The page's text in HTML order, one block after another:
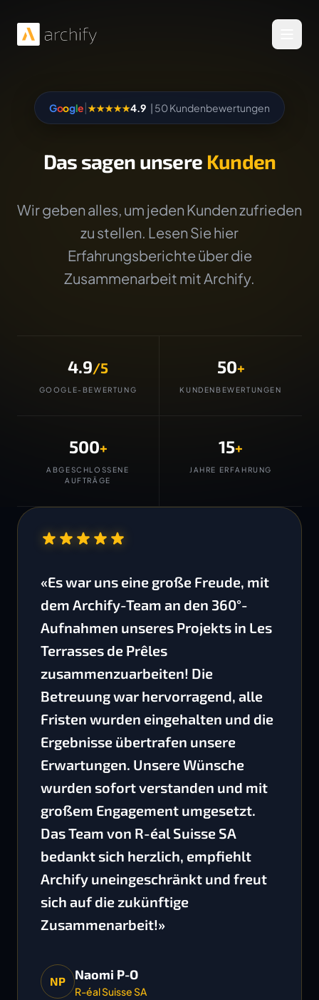
Google|★★★★★4.9 | 50 Kundenbewertungen
Das sagen unsere Kunden
Wir geben alles, um jeden Kunden zufrieden
zu stellen. Lesen Sie hier
Erfahrungsberichte über die
Zusammenarbeit mit Archify.
4.9/5
GOOGLE-BEWERTUNG
50+
KUNDENBEWERTUNGEN
500+
ABGESCHLOSSENE
AUFTRÄGE
15+
JAHRE ERFAHRUNG
«Es war uns eine große Freude, mit
dem Archify-Team an den 360°-
Aufnahmen unseres Projekts in Les
Terrasses de Prêles
zusammenzuarbeiten! Die
Betreuung war hervorragend, alle
Fristen wurden eingehalten und die
Ergebnisse übertrafen unsere
Erwartungen. Unsere Wünsche
wurden sofort verstanden und mit
großem Engagement umgesetzt.
Das Team von R-éal Suisse SA
bedankt sich herzlich, empfiehlt
Archify uneingeschränkt und freut
sich auf die zukünftige
Zusammenarbeit!»
NP Naomi P-O
R-éal Suisse SA